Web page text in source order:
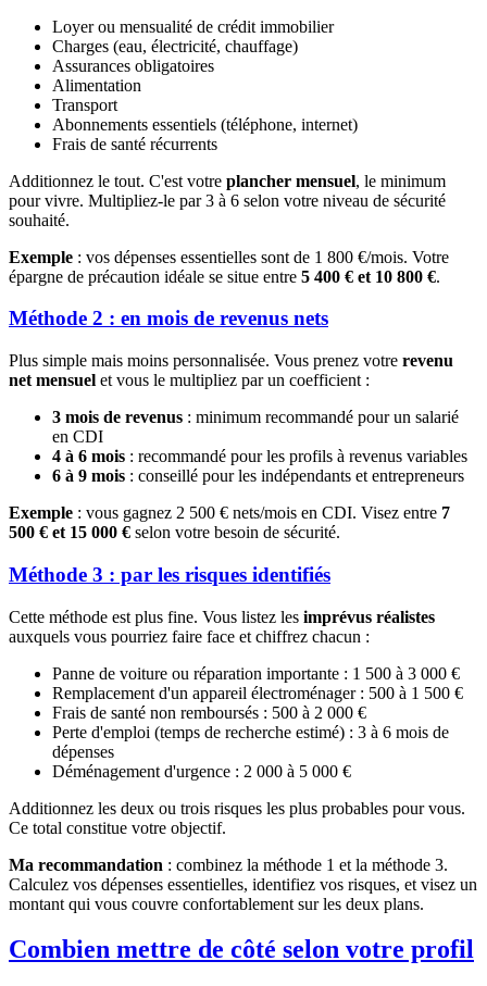
Loyer ou mensualité de crédit immobilier
Charges (eau, électricité, chauffage)
Assurances obligatoires
Alimentation
Transport
Abonnements essentiels (téléphone, internet)
Frais de santé récurrents
Additionnez le tout. C'est votre plancher mensuel, le minimum
pour vivre. Multipliez-le par 3 à 6 selon votre niveau de sécurité
souhaité.
Exemple : vos dépenses essentielles sont de 1 800 €/mois. Votre
épargne de précaution idéale se situe entre 5 400 € et 10 800 €.
Méthode 2 : en mois de revenus nets
Plus simple mais moins personnalisée. Vous prenez votre revenu
net mensuel et vous le multipliez par un coefficient :
3 mois de revenus : minimum recommandé pour un salarié
en CDI
4 à 6 mois : recommandé pour les profils à revenus variables
6 à 9 mois : conseillé pour les indépendants et entrepreneurs
Exemple : vous gagnez 2 500 € nets/mois en CDI. Visez entre 7
500 € et 15 000 € selon votre besoin de sécurité.
Méthode 3 : par les risques identifiés
Cette méthode est plus fine. Vous listez les imprévus réalistes
auxquels vous pourriez faire face et chiffrez chacun :
Panne de voiture ou réparation importante : 1 500 à 3 000 €
Remplacement d'un appareil électroménager : 500 à 1 500 €
Frais de santé non remboursés : 500 à 2 000 €
Perte d'emploi (temps de recherche estimé) : 3 à 6 mois de
dépenses
Déménagement d'urgence : 2 000 à 5 000 €
Additionnez les deux ou trois risques les plus probables pour vous.
Ce total constitue votre objectif.
Ma recommandation : combinez la méthode 1 et la méthode 3.
Calculez vos dépenses essentielles, identifiez vos risques, et visez un
montant qui vous couvre confortablement sur les deux plans.
Combien mettre de côté selon votre profil